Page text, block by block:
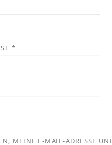
*
MEINE E-MAIL-ADRESSE